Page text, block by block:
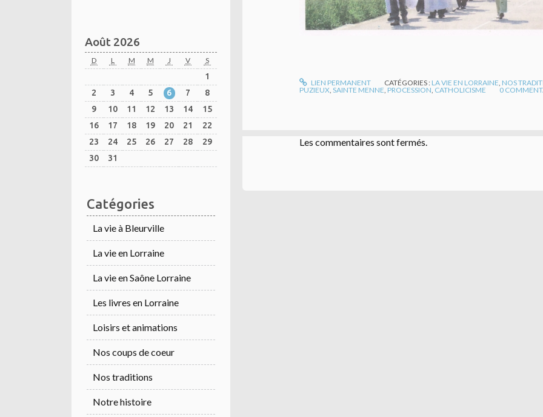
Août 2026
D L M M J V S
1
2
3 4 5 6 7
8
9
10 11 12 13 14
15
16
17 18 19 20 21
22
23
24 25 26 27 28
29
30
31
Catégories
La vie à Bleurville
La vie en Lorraine
La vie en Saône Lorraine
Les livres en Lorraine
Loisirs et animations
Nos coups de coeur
Nos traditions
Notre histoire
LIEN PERMANENT CATÉGORIES : LA VIE EN LORRAINE, NOS
PUZIEUX, SAINTE MENNE, PROCESSION, CATHOLICISME 0
Les commentaires sont fermés.